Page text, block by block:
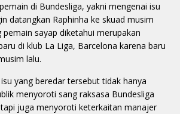
di Bundesliga, yakni mengenai isu
datangkan Raphinha ke skuad musim
pemain sayap diketahui merupakan
di klub La Liga, Barcelona karena baru
lalu.
yang beredar tersebut tidak hanya
menyoroti sang raksasa Bundesliga
juga menyoroti keterkaitan manajer